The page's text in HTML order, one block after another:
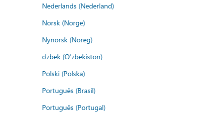
Nederlands (Nederland)
Norsk (Norge)
Nynorsk (Noreg)
o'zbek (O'zbekiston)
Polski (Polska)
Português (Brasil)
Português (Portugal)